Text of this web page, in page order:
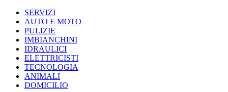
SERVIZI
AUTO E MOTO
PULIZIE
IMBIANCHINI
IDRAULICI
ELETTRICISTI
TECNOLOGIA
ANIMALI
DOMICILIO